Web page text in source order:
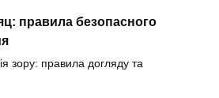
правила безопасного
зору: правила догляду та